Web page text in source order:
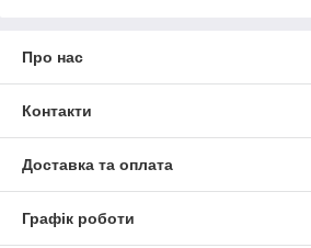
Про нас
Контакти
Доставка та оплата
Графік роботи